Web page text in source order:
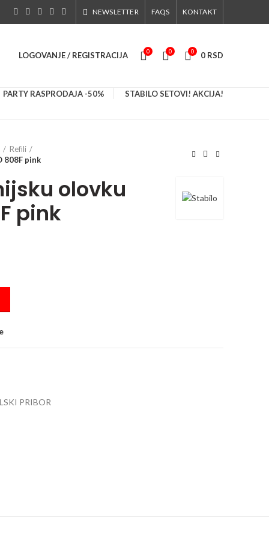
NEWSLETTER FAQS KONTAKT
LOGOVANJE / REGISTRACIJA 0 0 0 0 RSD
PARTY RASPRODAJA -50% STABILO SETOVI! AKCIJA!
Refili
808F pink
olovku
pink
PRIBOR